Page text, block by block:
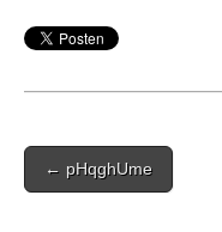
Post
navigation
← pHqghUme